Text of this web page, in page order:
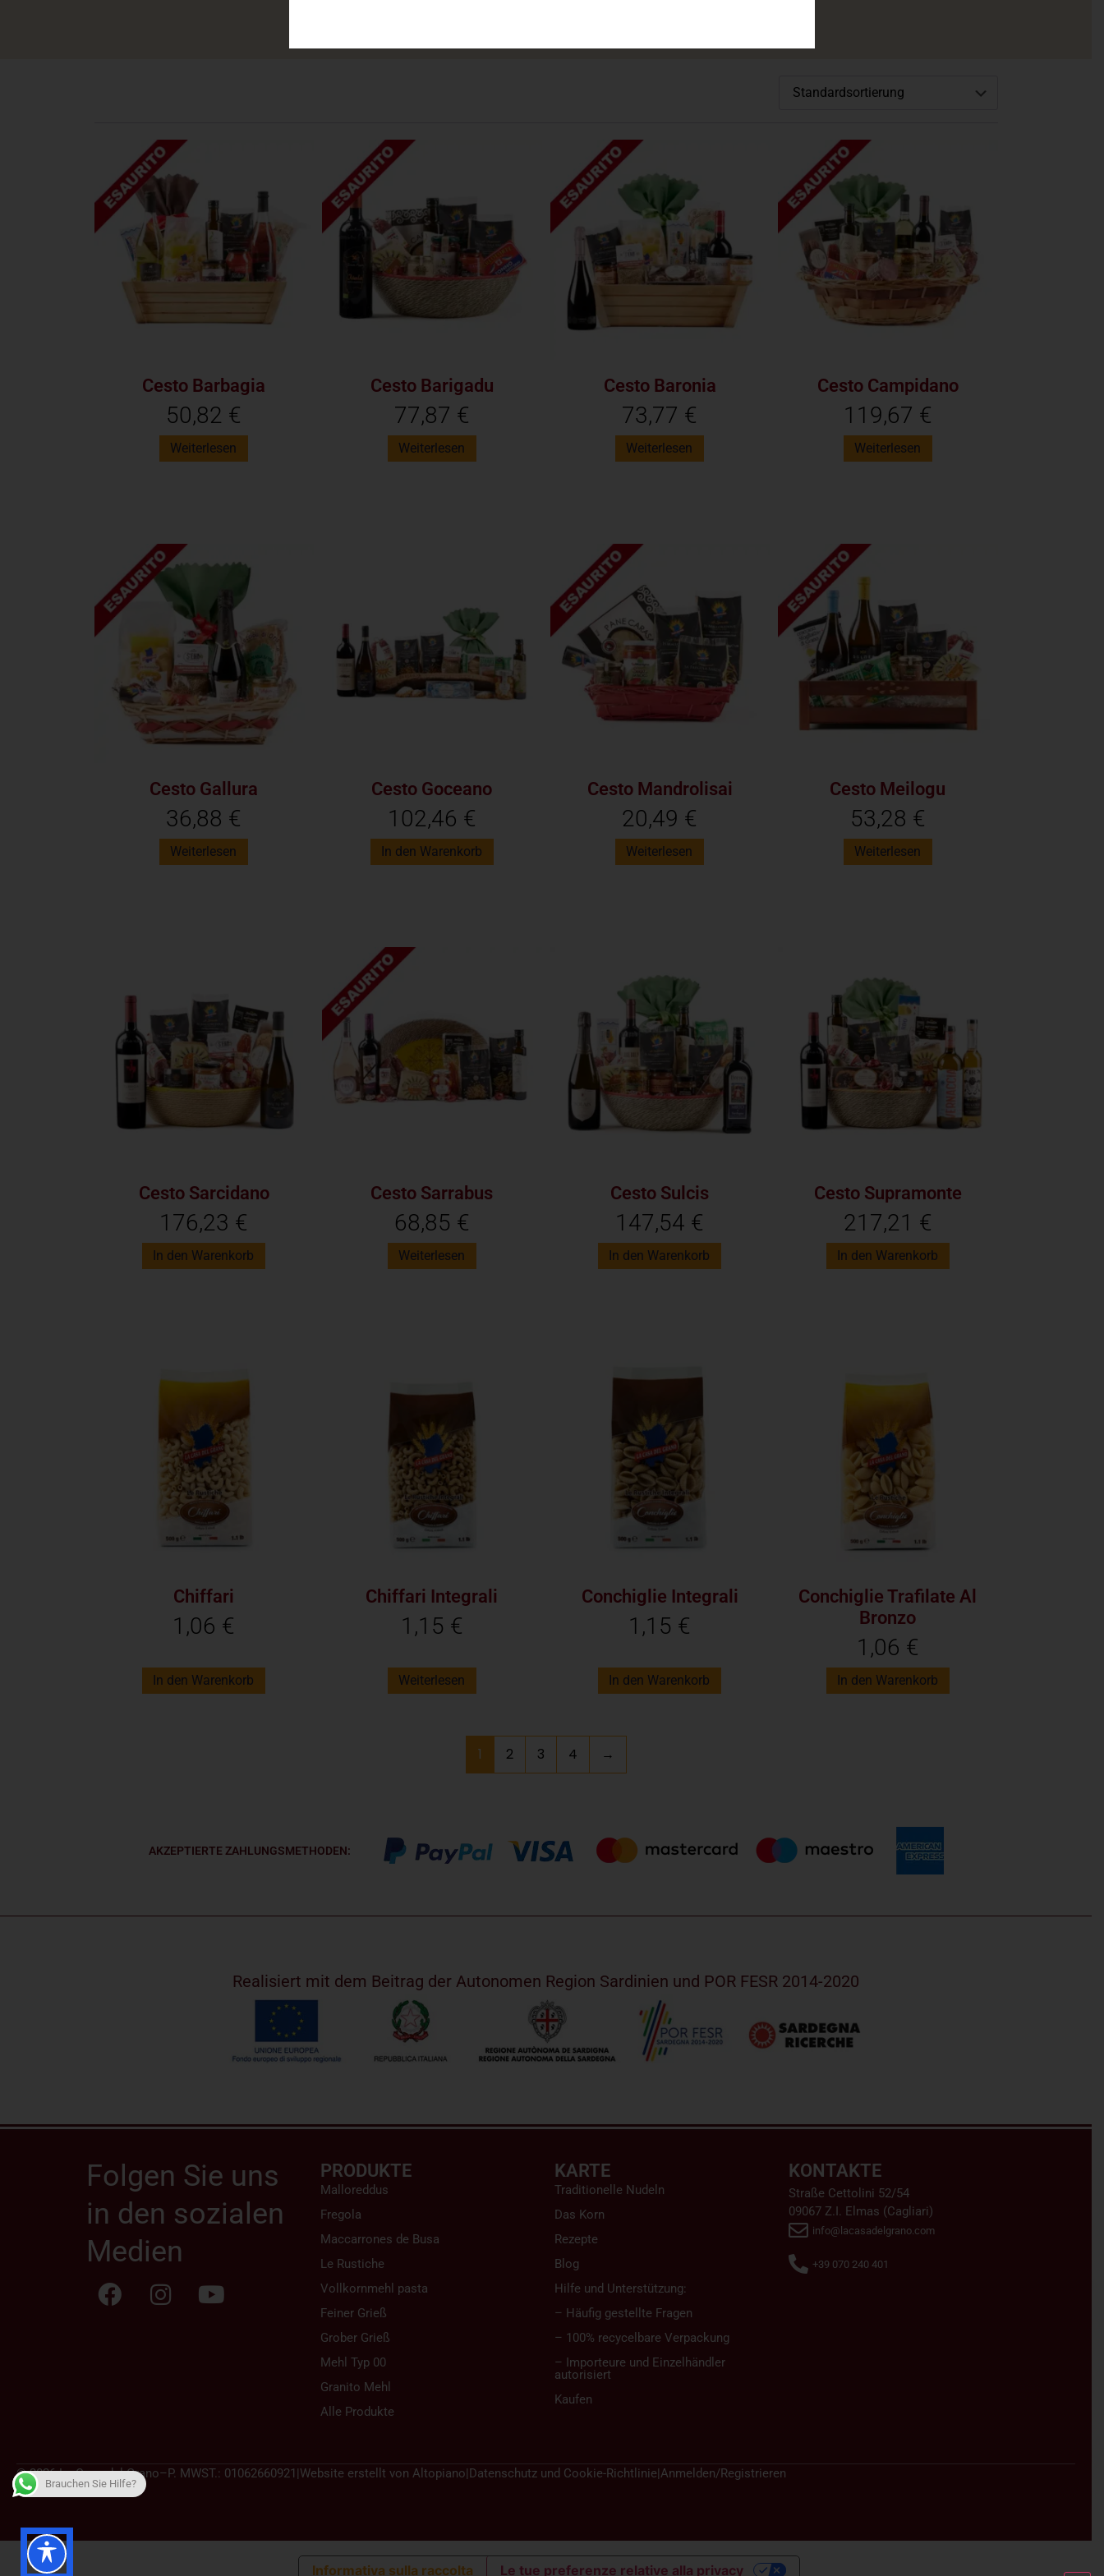
Cesto Barbagia
50,82 €
Weiterlesen
Cesto Barigadu
77,87 €
Weiterlesen
Cesto Baronia
73,77 €
Weiterlesen
Cesto Campidano
119,67 €
Weiterlesen
Cesto Gallura
36,88 €
Weiterlesen
Cesto Goceano
102,46 €
In den Warenkorb
Cesto Mandrolisai
20,49 €
Weiterlesen
Cesto Meilogu
53,28 €
Weiterlesen
Cesto Sarcidano
176,23 €
In den Warenkorb
Cesto Sarrabus
68,85 €
Weiterlesen
Cesto Sulcis
147,54 €
In den Warenkorb
Cesto Supramonte
217,21 €
In den Warenkorb
Chiffari
1,06 €
In den Warenkorb
Chiffari Integrali
1,15 €
Weiterlesen
Conchiglie Integrali
1,15 €
In den Warenkorb
Conchiglie Trafilate Al
Bronzo
1,06 €
In den Warenkorb
1 2 3 4 →
AKZEPTIERTE ZAHLUNGSMETHODEN:
Realisiert mit dem Beitrag der Autonomen Region Sardinien und POR FESR 2014-2020
Folgen Sie uns
in den sozialen
Medien
PRODUKTE
Malloreddus
Fregola
Maccarrones de Busa
Le Rustiche
Vollkornmehl pasta
Feiner Grieß
Grober Grieß
Mehl Typ 00
Granito Mehl
Alle Produkte
KARTE
Traditionelle Nudeln
Das Korn
Rezepte
Blog
Hilfe und Unterstützung:
– Häufig gestellte Fragen
– 100% recycelbare Verpackung
– Importeure und Einzelhändler
autorisiert
Kaufen
KONTAKTE
Straße Cettolini 52/54
09067 Z.I. Elmas (Cagliari)
info@lacasadelgrano.com
+39 070 240 401
© 2026 La Casa del Grano–P. MWST.: 01062660921 |Website erstellt von Altopiano|Datenschutz und Cookie-Richtlinie|Anmelden/Registrieren
Brauchen Sie Hilfe?
Informativa sulla raccolta Le tue preferenze relative alla privacy